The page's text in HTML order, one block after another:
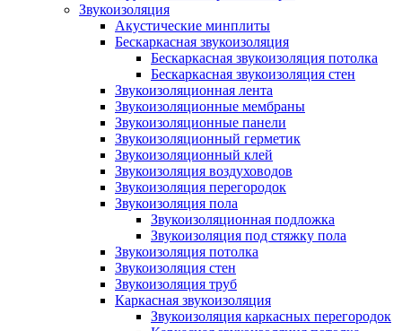
Звукоизоляция
Акустические минплиты
Бескаркасная звукоизоляция
Бескаркасная звукоизоляция потолка
Бескаркасная звукоизоляция стен
Звукоизоляционная лента
Звукоизоляционные мембраны
Звукоизоляционные панели
Звукоизоляционный герметик
Звукоизоляционный клей
Звукоизоляция воздуховодов
Звукоизоляция перегородок
Звукоизоляция пола
Звукоизоляционная подложка
Звукоизоляция под стяжку пола
Звукоизоляция потолка
Звукоизоляция стен
Звукоизоляция труб
Каркасная звукоизоляция
Звукоизоляция каркасных перегородок